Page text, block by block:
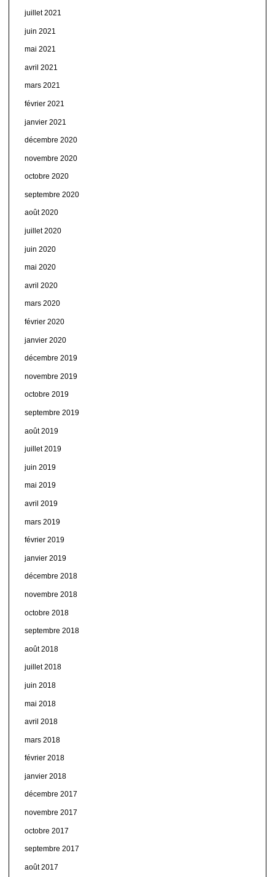
juillet 2021
juin 2021
mai 2021
avril 2021
mars 2021
février 2021
janvier 2021
décembre 2020
novembre 2020
octobre 2020
septembre 2020
août 2020
juillet 2020
juin 2020
mai 2020
avril 2020
mars 2020
février 2020
janvier 2020
décembre 2019
novembre 2019
octobre 2019
septembre 2019
août 2019
juillet 2019
juin 2019
mai 2019
avril 2019
mars 2019
février 2019
janvier 2019
décembre 2018
novembre 2018
octobre 2018
septembre 2018
août 2018
juillet 2018
juin 2018
mai 2018
avril 2018
mars 2018
février 2018
janvier 2018
décembre 2017
novembre 2017
octobre 2017
septembre 2017
août 2017